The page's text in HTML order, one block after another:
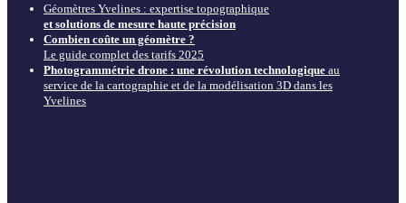
Géomètres Yvelines : expertise topographique
et solutions de mesure haute précision
Combien coûte un géomètre ?
Le guide complet des tarifs 2025
Photogrammétrie drone : une révolution technologique au
service de la cartographie et de la modélisation 3D dans les
Yvelines